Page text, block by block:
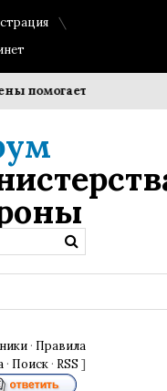
помогает сохранить
· Правила
· Поиск · RSS ]